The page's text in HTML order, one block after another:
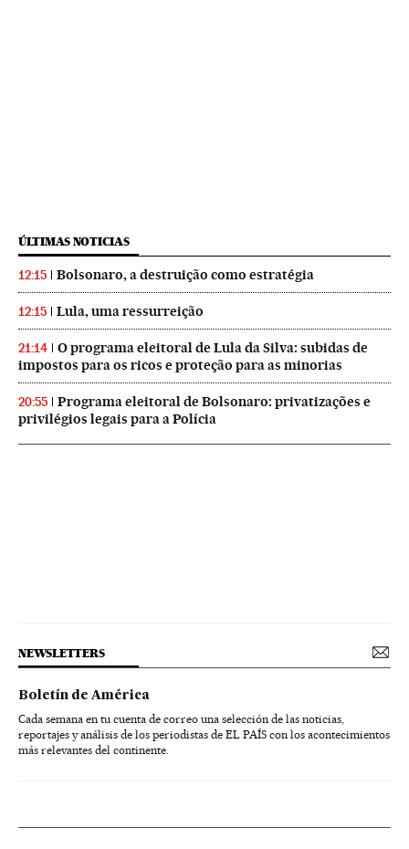
ÚLTIMAS NOTICIAS
12:15 Bolsonaro, a destruição como estratégia
12:15 Lula, uma ressurreição
21:14
O programa eleitoral de Lula da Silva: subidas de
impostos para os ricos e proteção para as minorias
20:55
Programa eleitoral de Bolsonaro: privatizações e
privilégios legais para a Polícia
NEWSLETTERS
Boletín de América
Cada semana en tu cuenta de correo una selección de las noticias,
reportajes y análisis de los periodistas de EL PAÍS con los acontecimientos
más relevantes del continente.